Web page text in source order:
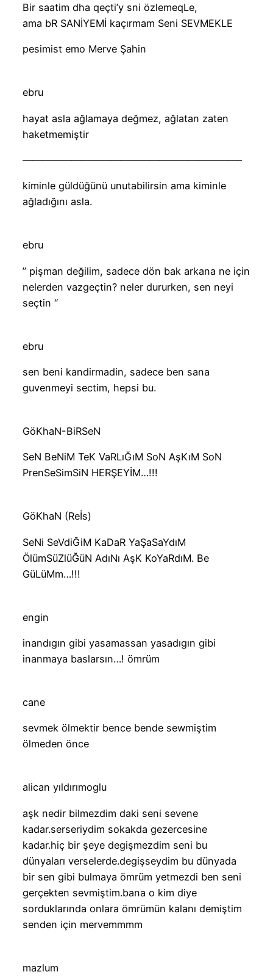
Bir saatim dha qeçti’y sni özlemeqLe,
ama bR SANİYEMİ kaçırmam Seni SEVMEKLE
pesimist emo Merve Şahin
ebru
hayat asla ağlamaya değmez, ağlatan zaten
haketmemiştir
——————————————————————–
kiminle güldüğünü unutabilirsin ama kiminle
ağladığını asla.
ebru
” pişman değilim, sadece dön bak arkana ne için
nelerden vazgeçtin? neler dururken, sen neyi
seçtin “
ebru
sen beni kandirmadin, sadece ben sana
guvenmeyi sectim, hepsi bu.
GöKhaN-BiRSeN
SeN BeNiM TeK VaRLıĞıM SoN AşKıM SoN
PrenSeSimSiN HERŞEYİM…!!!
GöKhaN (Reİs)
SeNi SeVdiĞiM KaDaR YaŞaSaYdıM
ÖlümSüZlüĞüN AdıNı AşK KoYaRdıM. Be
GüLüMm…!!!
engin
inandıgın gibi yasamassan yasadıgın gibi
inanmaya baslarsın…! ömrüm
cane
sevmek ölmektir bence bende sewmiştim
ölmeden önce
alican yıldırımoglu
aşk nedir bilmezdim daki seni sevene
kadar.serseriydim sokakda gezercesine
kadar.hiç bir şeye degişmezdim seni bu
dünyaları verselerde.degişseydim bu dünyada
bir sen gibi bulmaya ömrüm yetmezdi ben seni
gerçekten sevmiştim.bana o kim diye
sorduklarında onlara ömrümün kalanı demiştim
senden için mervemmmm
mazlum